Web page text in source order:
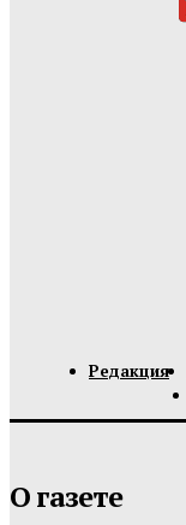
Редакция
О газете